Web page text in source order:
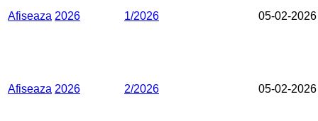
Afiseaza 2026 1/2026 05-02-2026
Afiseaza 2026 2/2026 05-02-2026